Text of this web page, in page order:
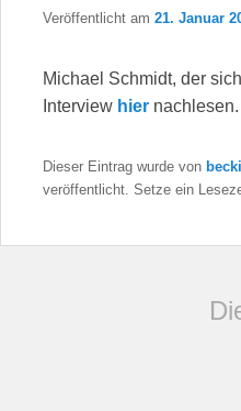
Veröffentlicht am 21. Januar
Michael Schmidt, der
Interview hier nachlesen.
Dieser Eintrag wurde von
veröffentlicht. Setze ein